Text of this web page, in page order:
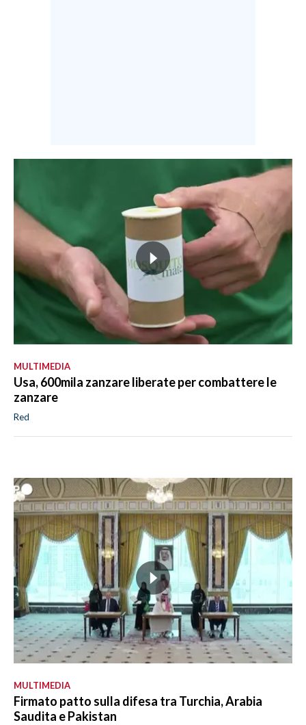
MULTIMEDIA
Usa, 600mila zanzare liberate per combattere le
zanzare
Red
MULTIMEDIA
Firmato patto sulla difesa tra Turchia, Arabia
Saudita e Pakistan